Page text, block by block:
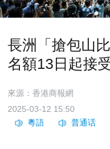
長洲「搶包山
名額13日起接
來源：香港商報網
2025-03-12 15:50